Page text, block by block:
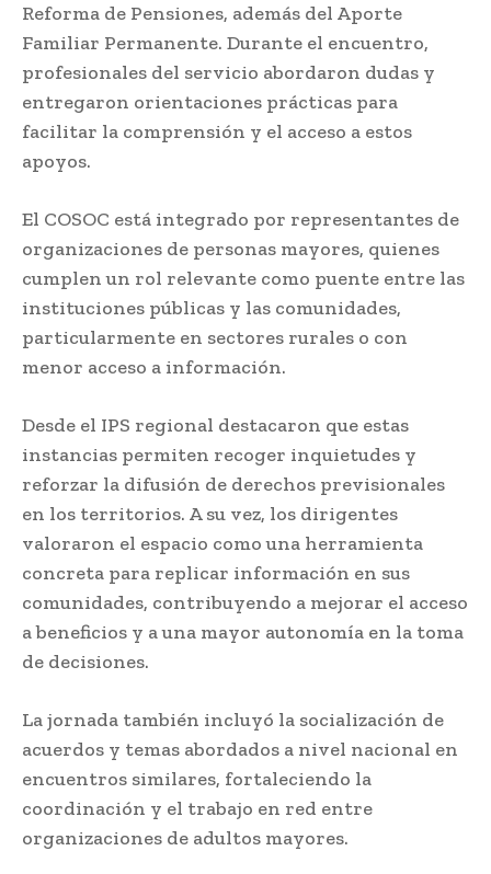
Reforma de Pensiones, además del Aporte
Familiar Permanente. Durante el encuentro,
profesionales del servicio abordaron dudas y
entregaron orientaciones prácticas para
facilitar la comprensión y el acceso a estos
apoyos.
El COSOC está integrado por representantes de
organizaciones de personas mayores, quienes
cumplen un rol relevante como puente entre las
instituciones públicas y las comunidades,
particularmente en sectores rurales o con
menor acceso a información.
Desde el IPS regional destacaron que estas
instancias permiten recoger inquietudes y
reforzar la difusión de derechos previsionales
en los territorios. A su vez, los dirigentes
valoraron el espacio como una herramienta
concreta para replicar información en sus
comunidades, contribuyendo a mejorar el acceso
a beneficios y a una mayor autonomía en la toma
de decisiones.
La jornada también incluyó la socialización de
acuerdos y temas abordados a nivel nacional en
encuentros similares, fortaleciendo la
coordinación y el trabajo en red entre
organizaciones de adultos mayores.